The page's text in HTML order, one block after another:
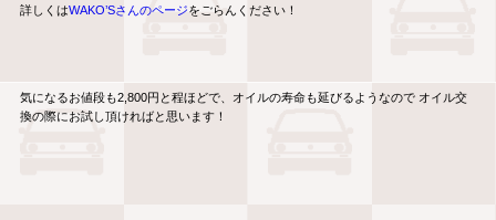
詳しくはWAKO’Sさんのページをごらんください！
気になるお値段も2,800円と程ほどで、オイルの寿命も延びるようなので オイル交
換の際にお試し頂ければと思います！